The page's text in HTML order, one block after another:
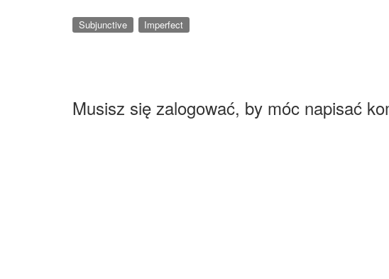
Subjunctive Imperfect
Musisz się zalogować, by móc napisać